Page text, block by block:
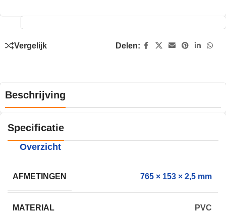
Vergelijk Delen:
Beschrijving
Specificatie
Overzicht
AFMETINGEN 765 × 153 × 2,5 mm
MATERIAL PVC